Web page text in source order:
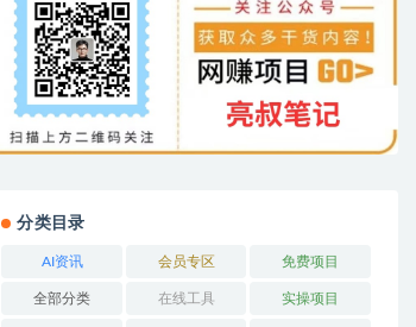
分类目录
AI资讯 会员专区 免费项目
全部分类 在线工具 实操项目